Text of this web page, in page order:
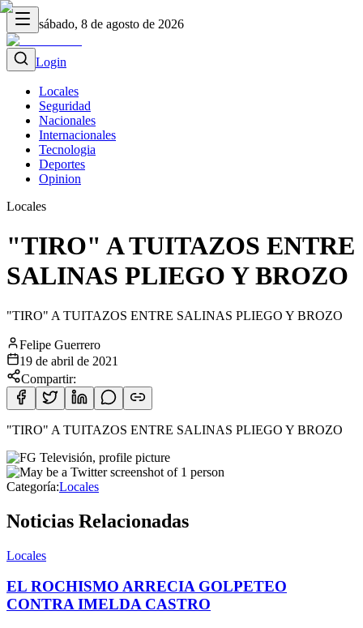
sábado, 8 de agosto de 2026
Login
Locales
Seguridad
Nacionales
Internacionales
Tecnologia
Deportes
Opinion
Locales
"TIRO" A TUITAZOS ENTRE
SALINAS PLIEGO Y BROZO
"TIRO" A TUITAZOS ENTRE SALINAS PLIEGO Y BROZO
Felipe Guerrero
19 de abril de 2021
Compartir:
"TIRO" A TUITAZOS ENTRE SALINAS PLIEGO Y BROZO
Categoría:Locales
Noticias Relacionadas
Locales
EL ROCHISMO ARRECIA GOLPETEO
CONTRA IMELDA CASTRO